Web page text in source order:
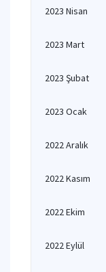
2023 Nisan
2023 Mart
2023 Şubat
2023 Ocak
2022 Aralık
2022 Kasım
2022 Ekim
2022 Eylül